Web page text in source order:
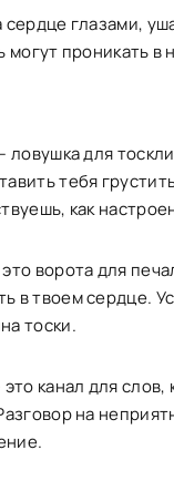
сердце глазами,
могут проникать
ловушка для
тебя
как
ворота для
в твоем сердце.
тоски.
канал для слов,
на